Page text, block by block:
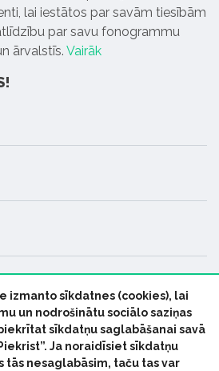
lai iestātos par savām tiesībām
par savu fonogrammu
ārvalstīs. Vairāk
SŪTĪT
izmanto sīkdatnes (cookies), lai
un nodrošinātu sociālo saziņas
sīkdatņu saglabāšanai savā
Ja noraidīsiet sīkdatņu
tās nesaglabāsim, taču tas var